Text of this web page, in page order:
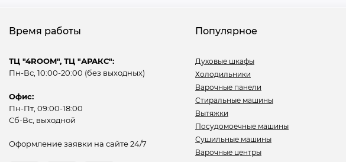
Время работы
ТЦ "4ROOM", ТЦ "АРАКС":
Пн-Вс, 10:00-20:00 (без выходных)
Офис:
Пн-Пт, 09:00-18:00
Сб-Вс, выходной
Оформление заявки на сайте 24/7
Популярное
Духовые шкафы
Холодильники
Варочные панели
Стиральные машины
Вытяжки
Посудомоечные машины
Сушильные машины
Варочные центры